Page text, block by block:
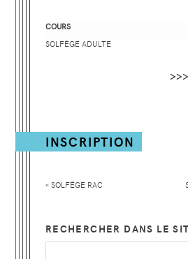
COURS
SOLFÈGE ADULTE
INSCRIPTION
« SOLFÈGE RAC
RECHERCHER DANS LE